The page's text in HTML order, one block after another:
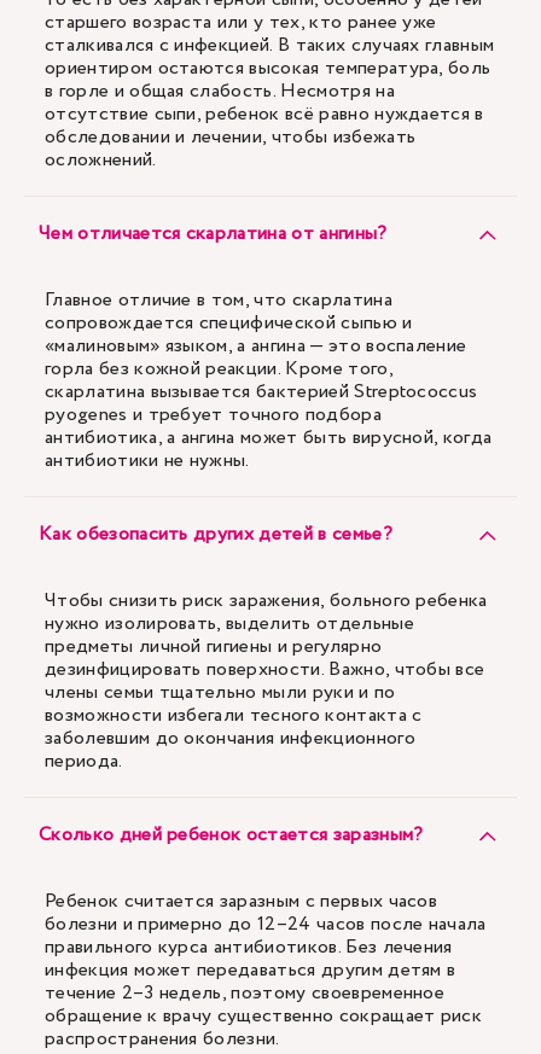
старшего возраста или у тех, кто ранее уже
сталкивался с инфекцией. В таких случаях главным
ориентиром остаются высокая температура, боль
в горле и общая слабость. Несмотря на
отсутствие сыпи, ребенок всё равно нуждается в
обследовании и лечении, чтобы избежать
осложнений.
Чем отличается скарлатина от ангины?
Главное отличие в том, что скарлатина
сопровождается специфической сыпью и
«малиновым» языком, а ангина — это воспаление
горла без кожной реакции. Кроме того,
скарлатина вызывается бактерией Streptococcus
pyogenes и требует точного подбора
антибиотика, а ангина может быть вирусной, когда
антибиотики не нужны.
Как обезопасить других детей в семье?
Чтобы снизить риск заражения, больного ребенка
нужно изолировать, выделить отдельные
предметы личной гигиены и регулярно
дезинфицировать поверхности. Важно, чтобы все
члены семьи тщательно мыли руки и по
возможности избегали тесного контакта с
заболевшим до окончания инфекционного
периода.
Сколько дней ребенок остается заразным?
Ребенок считается заразным с первых часов
болезни и примерно до 12–24 часов после начала
правильного курса антибиотиков. Без лечения
инфекция может передаваться другим детям в
течение 2–3 недель, поэтому своевременное
обращение к врачу существенно сокращает риск
распространения болезни.